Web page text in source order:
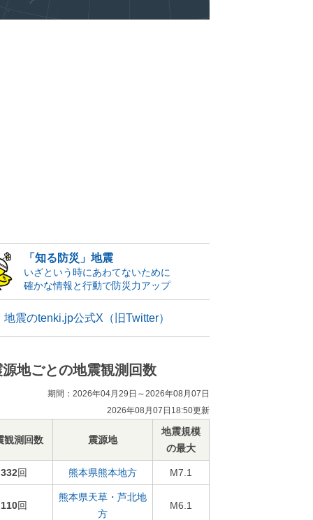
「知る防災」地震
いざという時にあわてないために
確かな情報と行動で防災力アップ
地震のtenki.jp公式X（旧Twitter）
源地ごとの地震観測回数
期間：2026年04月29日～2026年08月07日
2026年08月07日18:50更新
観測回数 震源地
地震規模
の最大
332回 熊本県熊本地方 M7.1
110回
熊本県天草・芦北地
方
M6.1